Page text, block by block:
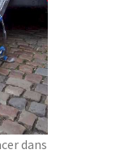
dans